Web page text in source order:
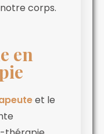
corps.
en
et le